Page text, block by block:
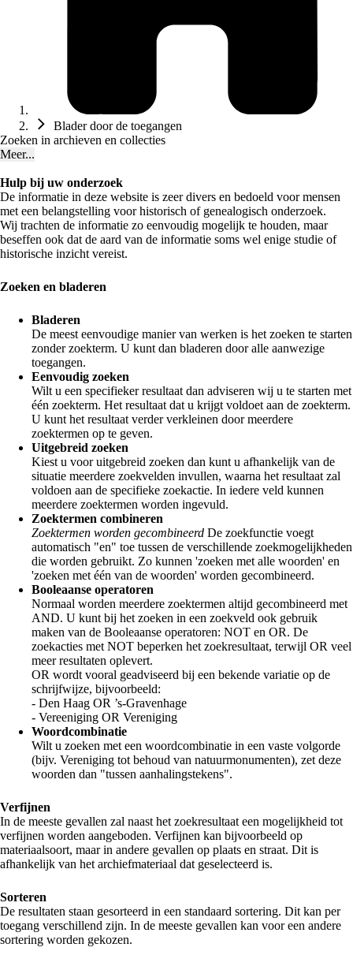
Blader door de toegangen
Zoeken in archieven en collecties
Meer...
Hulp bij uw onderzoek
De informatie in deze website is zeer divers en bedoeld voor mensen
met een belangstelling voor historisch of genealogisch onderzoek.
Wij trachten de informatie zo eenvoudig mogelijk te houden, maar
beseffen ook dat de aard van de informatie soms wel enige studie of
historische inzicht vereist.
Zoeken en bladeren
Bladeren
De meest eenvoudige manier van werken is het zoeken te starten
zonder zoekterm. U kunt dan bladeren door alle aanwezige
toegangen.
Eenvoudig zoeken
Wilt u een specifieker resultaat dan adviseren wij u te starten met
één zoekterm. Het resultaat dat u krijgt voldoet aan de zoekterm.
U kunt het resultaat verder verkleinen door meerdere
zoektermen op te geven.
Uitgebreid zoeken
Kiest u voor uitgebreid zoeken dan kunt u afhankelijk van de
situatie meerdere zoekvelden invullen, waarna het resultaat zal
voldoen aan de specifieke zoekactie. In iedere veld kunnen
meerdere zoektermen worden ingevuld.
Zoektermen combineren
Zoektermen worden gecombineerd De zoekfunctie voegt
automatisch "en" toe tussen de verschillende zoekmogelijkheden
die worden gebruikt. Zo kunnen 'zoeken met alle woorden' en
'zoeken met één van de woorden' worden gecombineerd.
Booleaanse operatoren
Normaal worden meerdere zoektermen altijd gecombineerd met
AND. U kunt bij het zoeken in een zoekveld ook gebruik
maken van de Booleaanse operatoren: NOT en OR. De
zoekacties met NOT beperken het zoekresultaat, terwijl OR veel
meer resultaten oplevert.
OR wordt vooral geadviseerd bij een bekende variatie op de
schrijfwijze, bijvoorbeeld:
- Den Haag OR ’s-Gravenhage
- Vereeniging OR Vereniging
Woordcombinatie
Wilt u zoeken met een woordcombinatie in een vaste volgorde
(bijv. Vereniging tot behoud van natuurmonumenten), zet deze
woorden dan "tussen aanhalingstekens".
Verfijnen
In de meeste gevallen zal naast het zoekresultaat een mogelijkheid tot
verfijnen worden aangeboden. Verfijnen kan bijvoorbeeld op
materiaalsoort, maar in andere gevallen op plaats en straat. Dit is
afhankelijk van het archiefmateriaal dat geselecteerd is.
Sorteren
De resultaten staan gesorteerd in een standaard sortering. Dit kan per
toegang verschillend zijn. In de meeste gevallen kan voor een andere
sortering worden gekozen.